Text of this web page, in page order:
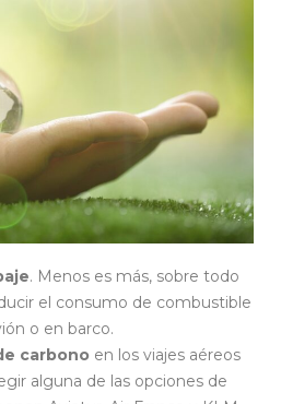
. Menos es más, sobre todo
el consumo de combustible
o en barco.
carbono en los viajes aéreos
alguna de las opciones de